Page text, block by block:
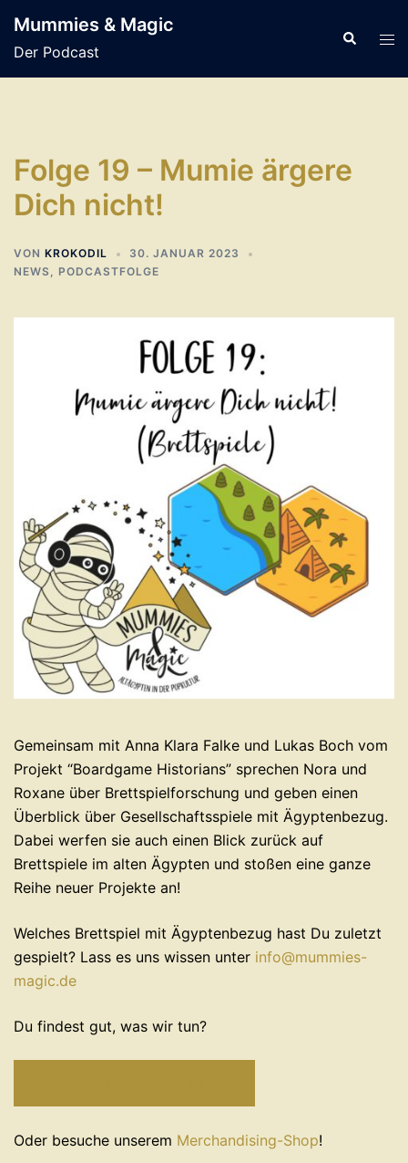
Inhalt
springen
Mummies & Magic
Der Podcast
Suche
Folge 19 – Mumie ärgere
Dich nicht!
VON KROKODIL
30. JANUAR 2023
NEWS , PODCASTFOLGE
Gemeinsam mit Anna Klara Falke und Lukas Boch vom
Projekt “Boardgame Historians” sprechen Nora und
Roxane über Brettspielforschung und geben einen
Überblick über Gesellschaftsspiele mit Ägyptenbezug.
Dabei werfen sie auch einen Blick zurück auf
Brettspiele im alten Ägypten und stoßen eine ganze
Reihe neuer Projekte an!
Welches Brettspiel mit Ägyptenbezug hast Du zuletzt
gespielt? Lass es uns wissen unter info@mummies-
magic.de
Du findest gut, was wir tun?
Oder besuche unserem Merchandising-Shop!